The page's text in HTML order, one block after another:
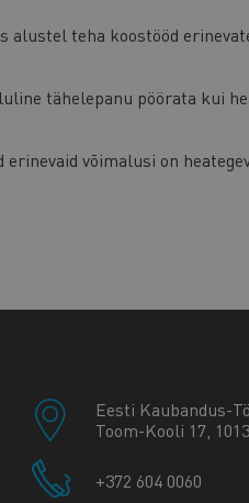
alustel teha koostööd
tähelepanu pöörata kui
võimalusi on
Eesti Kaubandus-
Toom-Kooli 17,
+372 604 0060